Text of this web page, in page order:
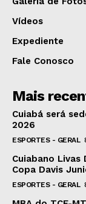
Vídeos
Expediente
Fale Conosco
Mais
Cuiabá será
2026
ESPORTES - GERAL
Cuiabano Livas
Copa Davis
ESPORTES - GERAL